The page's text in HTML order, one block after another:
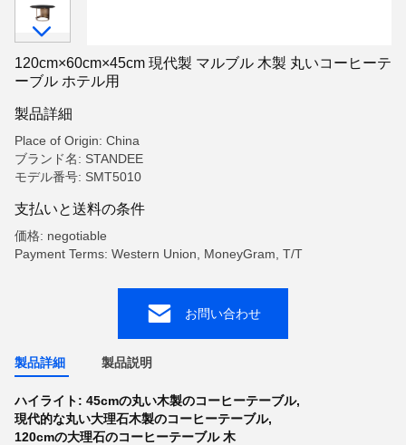
120cm×60cm×45cm 現代製 マルブル 木製 丸いコーヒーテ
ーブル ホテル用
製品詳細
Place of Origin: China
ブランド名: STANDEE
モデル番号: SMT5010
支払いと送料の条件
価格: negotiable
Payment Terms: Western Union, MoneyGram, T/T
お問い合わせ
製品詳細 製品説明
ハイライト: 45cmの丸い木製のコーヒーテーブル,
現代的な丸い大理石木製のコーヒーテーブル,
120cmの大理石のコーヒーテーブル 木